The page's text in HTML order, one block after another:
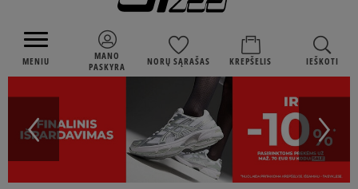
MENIU
MANO
PASKYRA
NORŲ SĄRAŠAS KREPŠELIS IEŠKOTI